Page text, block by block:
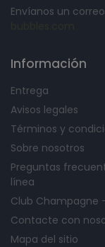
Envíanos un
Información
Entrega
Avisos legales
Términos y
Sobre nosotros
Preguntas
línea
Club Champagne
Contacte con
Mapa del sitio